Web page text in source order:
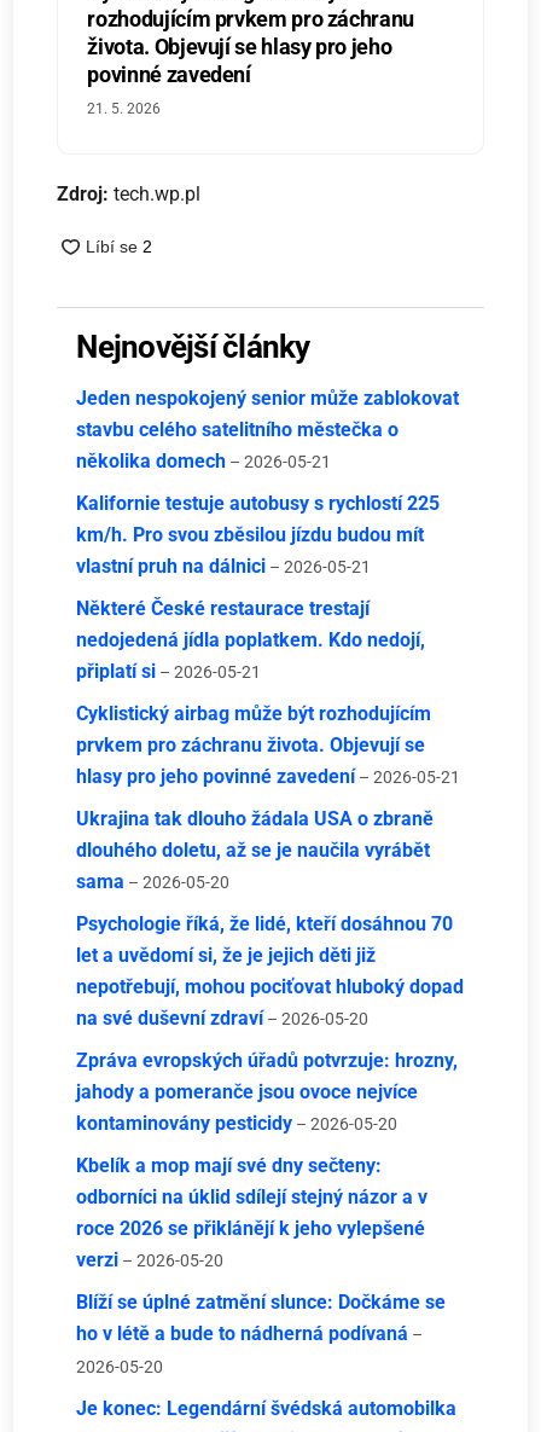
rozhodujícím prvkem pro záchranu
života. Objevují se hlasy pro jeho
povinné zavedení
21. 5. 2026
Zdroj: tech.wp.pl
Nejnovější články
Jeden nespokojený senior může zablokovat
stavbu celého satelitního městečka o
několika domech – 2026-05-21
Kalifornie testuje autobusy s rychlostí 225
km/h. Pro svou zběsilou jízdu budou mít
vlastní pruh na dálnici – 2026-05-21
Některé České restaurace trestají
nedojedená jídla poplatkem. Kdo nedojí,
připlatí si – 2026-05-21
Cyklistický airbag může být rozhodujícím
prvkem pro záchranu života. Objevují se
hlasy pro jeho povinné zavedení – 2026-05-21
Ukrajina tak dlouho žádala USA o zbraně
dlouhého doletu, až se je naučila vyrábět
sama – 2026-05-20
Psychologie říká, že lidé, kteří dosáhnou 70
let a uvědomí si, že je jejich děti již
nepotřebují, mohou pociťovat hluboký dopad
na své duševní zdraví – 2026-05-20
Zpráva evropských úřadů potvrzuje: hrozny,
jahody a pomeranče jsou ovoce nejvíce
kontaminovány pesticidy – 2026-05-20
Kbelík a mop mají své dny sečteny:
odborníci na úklid sdílejí stejný názor a v
roce 2026 se přiklánějí k jeho vylepšené
verzi – 2026-05-20
Blíží se úplné zatmění slunce: Dočkáme se
ho v létě a bude to nádherná podívaná –
2026-05-20
Je konec: Legendární švédská automobilka